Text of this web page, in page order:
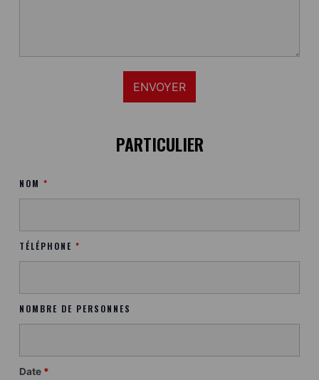
PARTICULIER
NOM*
TÉLÉPHONE*
NOMBRE DE PERSONNES
Date *